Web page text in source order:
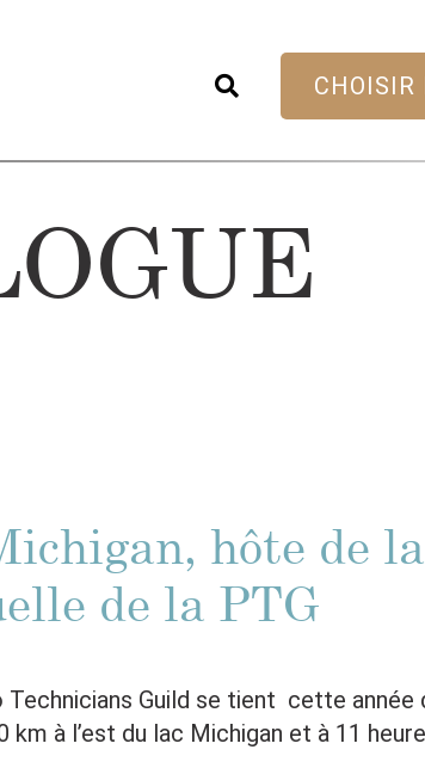
CHOISIR
hôte de la
de la PTG
Technicians Guild se tient cette année
km à l’est du lac Michigan et à 11